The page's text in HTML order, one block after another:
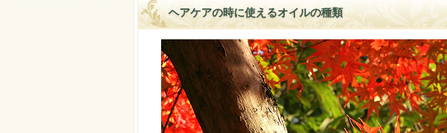
ヘアケアの時に使えるオイルの種類